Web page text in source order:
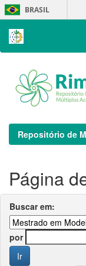
Skip
navigation
BRASIL
Repositório de
Página
Buscar em:
por